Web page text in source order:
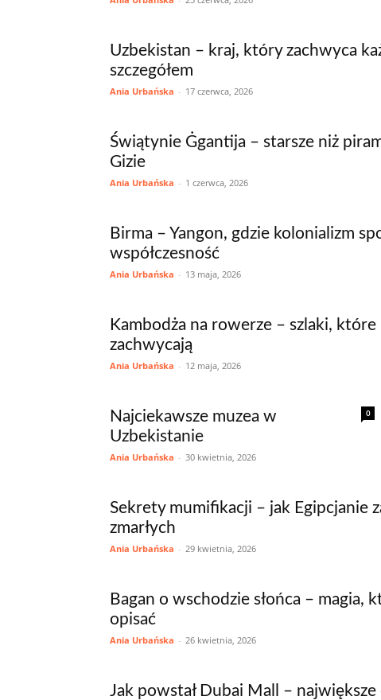
Uzbekistan – kraj, który zachwyca
szczegółem
Ania Urbańska - 17 czerwca, 2026
Świątynie Ġgantija – starsze niż
Gizie
Ania Urbańska - 1 czerwca, 2026
Birma – Yangon, gdzie kolonializm
współczesność
Ania Urbańska - 13 maja, 2026
Kambodża na rowerze – szlaki, które
zachwycają
Ania Urbańska - 12 maja, 2026
0
Najciekawsze muzea w
Uzbekistanie
Ania Urbańska - 30 kwietnia, 2026
Sekrety mumifikacji – jak Egipcjanie
zmarłych
Ania Urbańska - 29 kwietnia, 2026
Bagan o wschodzie słońca – magia,
opisać
Ania Urbańska - 26 kwietnia, 2026
Jak powstał Dubai Mall –